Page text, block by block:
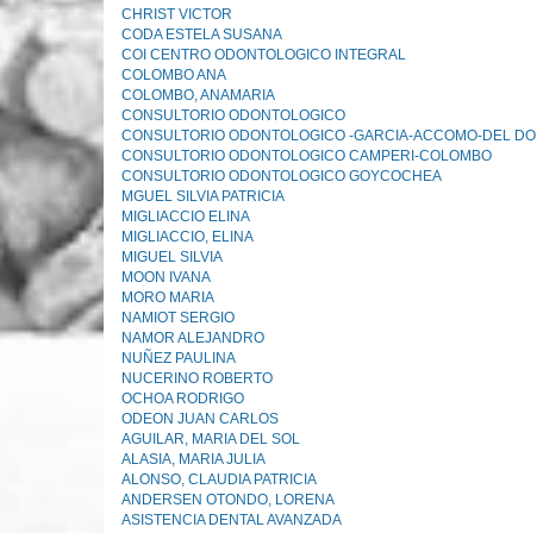
CHRIST VICTOR
CODA ESTELA SUSANA
COI CENTRO ODONTOLOGICO INTEGRAL
COLOMBO ANA
COLOMBO, ANAMARIA
CONSULTORIO ODONTOLOGICO
CONSULTORIO ODONTOLOGICO -GARCIA-ACCOMO-DEL DO
CONSULTORIO ODONTOLOGICO CAMPERI-COLOMBO
CONSULTORIO ODONTOLOGICO GOYCOCHEA
MGUEL SILVIA PATRICIA
MIGLIACCIO ELINA
MIGLIACCIO, ELINA
MIGUEL SILVIA
MOON IVANA
MORO MARIA
NAMIOT SERGIO
NAMOR ALEJANDRO
NUÑEZ PAULINA
NUCERINO ROBERTO
OCHOA RODRIGO
ODEON JUAN CARLOS
AGUILAR, MARIA DEL SOL
ALASIA, MARIA JULIA
ALONSO, CLAUDIA PATRICIA
ANDERSEN OTONDO, LORENA
ASISTENCIA DENTAL AVANZADA